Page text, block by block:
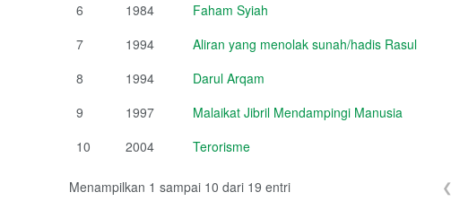
6
1984
Faham Syiah
7
1994
Aliran yang menolak sunah/hadis Rasul
8
1994
Darul Arqam
9
1997
Malaikat Jibril Mendampingi Manusia
10
2004 Terorisme
Menampilkan 1 sampai 10 dari 19 entri ❮